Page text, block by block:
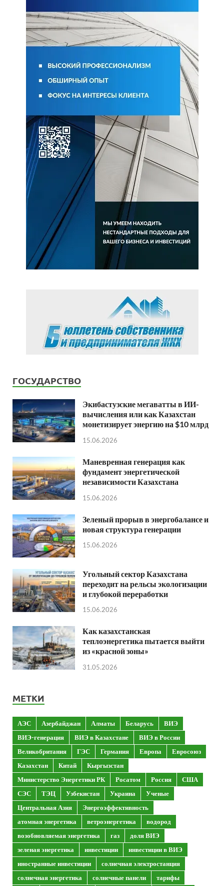
ГОСУДАРСТВО
Экибастузские мегаватты в ИИ-
вычисления или как Казахстан
монетизирует энергию на $10 млрд
15.06.2026
Маневренная генерация как
фундамент энергетической
независимости Казахстана
15.06.2026
Зеленый прорыв в энергобалансе и
новая структура генерации
15.06.2026
Угольный сектор Казахстана
переходит на рельсы экологизации
и глубокой переработки
15.06.2026
Как казахстанская
теплоэнергетика пытается выйти
из «красной зоны»
31.05.2026
МЕТКИ
АЭС Азербайджан Алматы Беларусь
ВИЭ
ВИЭ-генерация
ВИЭ в Казахстане
ВИЭ в России
Великобритания
ГЭС Германия Европа
Евросоюз
Казахстан
Китай
Кыргызстан
Министерство Энергетики РК
Росатом Россия
США
СЭС
ТЭЦ Узбекистан Украина
Ученые
Центральная Азия
Энергоэффективность
атомная энергетика
ветроэнергетика
водород
возобновляемая энергетика
газ
доля ВИЭ
зеленая энергетика
инвестиции
инвестиции в ВИЭ
иностранные инвестиции
солнечная электростанция
солнечная энергетика
солнечные панели
тарифы